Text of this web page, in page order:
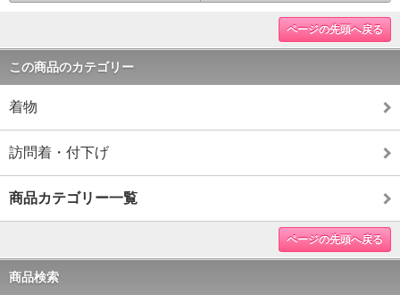
ページの先頭へ戻る
この商品のカテゴリー
着物
訪問着・付下げ
商品カテゴリー一覧
ページの先頭へ戻る
商品検索